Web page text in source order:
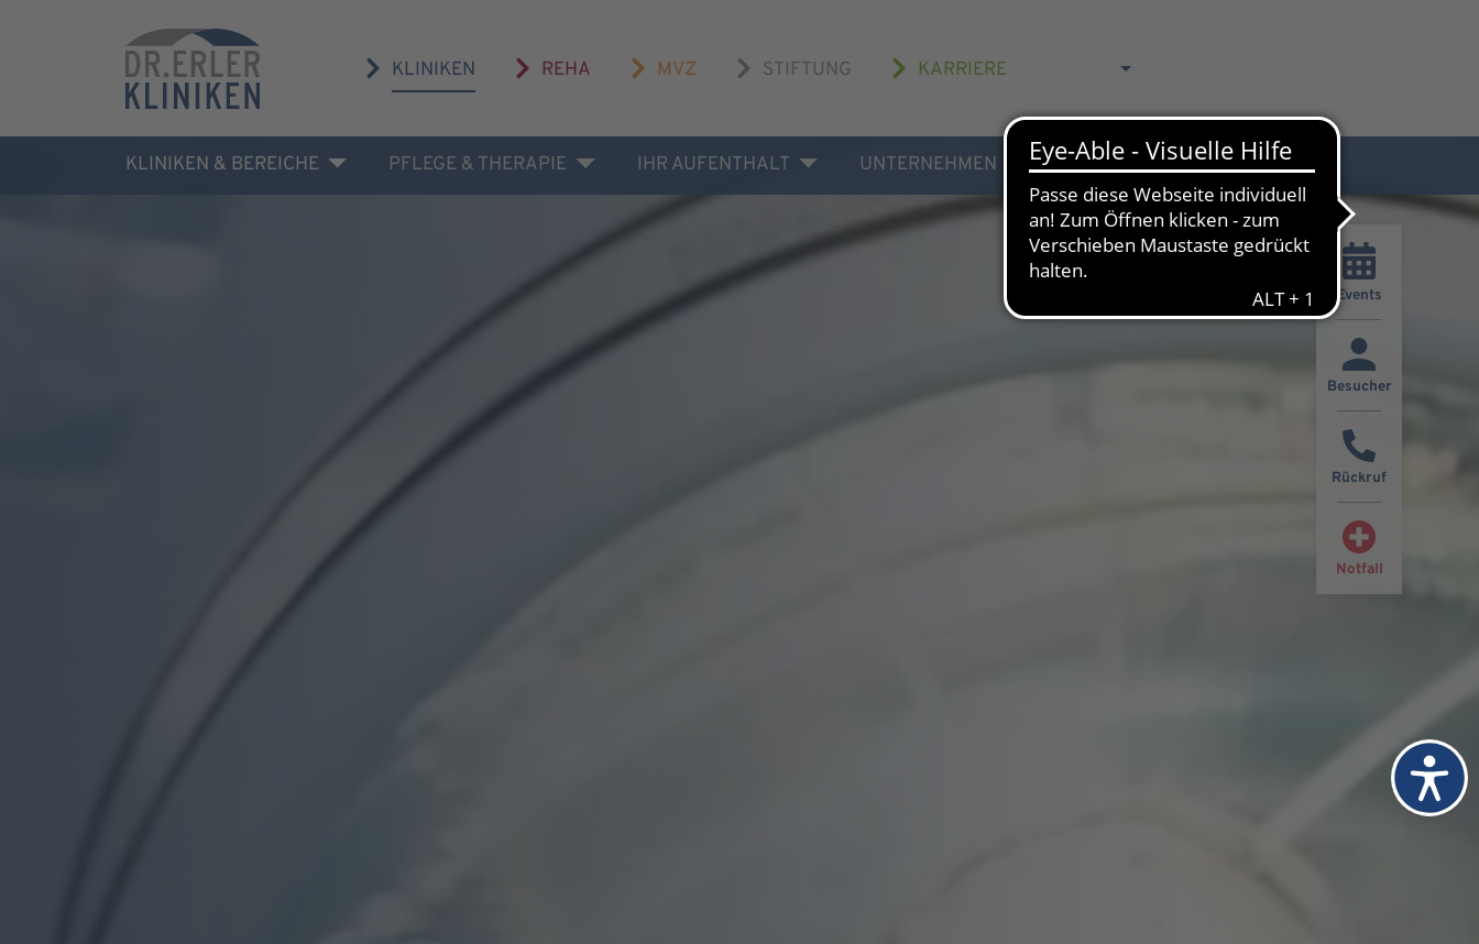
KLINIKEN REHA MVZ STIFTUNG KARRIERE
KLINIKEN & BEREICHE PFLEGE & THERAPIE IHR AUFENTHALT UNTERNEHMEN AKTUELLES & KONTAKT
Events
Besucher
Rückruf
Notfall